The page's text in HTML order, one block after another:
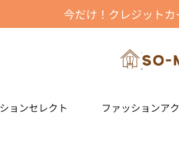
今だけ！クレジットカ
ョンセレクト ファッションア